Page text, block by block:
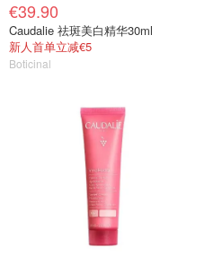
€39.90
Caudalie 祛斑美白精华30ml
新人首单立减€5
Boticinal